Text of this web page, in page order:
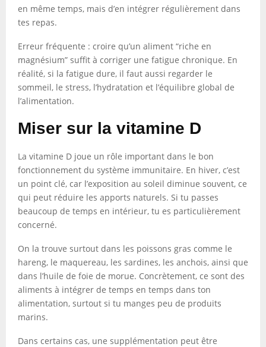
en même temps, mais d’en intégrer régulièrement dans
tes repas.
Erreur fréquente : croire qu’un aliment “riche en
magnésium” suffit à corriger une fatigue chronique. En
réalité, si la fatigue dure, il faut aussi regarder le
sommeil, le stress, l’hydratation et l’équilibre global de
l’alimentation.
Miser sur la vitamine D
La vitamine D joue un rôle important dans le bon
fonctionnement du système immunitaire. En hiver, c’est
un point clé, car l’exposition au soleil diminue souvent, ce
qui peut réduire les apports naturels. Si tu passes
beaucoup de temps en intérieur, tu es particulièrement
concerné.
On la trouve surtout dans les poissons gras comme le
hareng, le maquereau, les sardines, les anchois, ainsi que
dans l’huile de foie de morue. Concrètement, ce sont des
aliments à intégrer de temps en temps dans ton
alimentation, surtout si tu manges peu de produits
marins.
Dans certains cas, une supplémentation peut être